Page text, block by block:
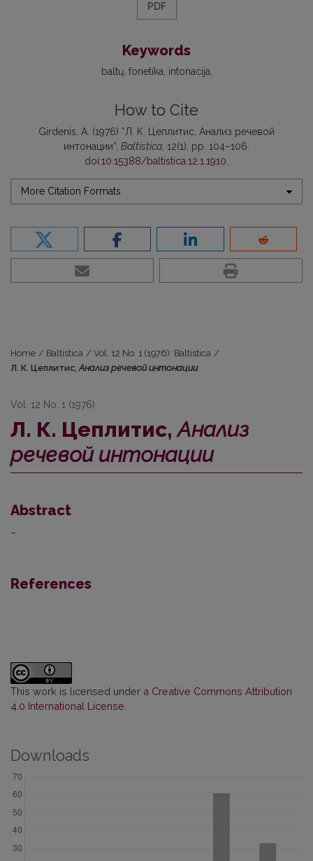
PDF
Keywords
baltų fonetika intonacija
How to Cite
Girdenis, A. (1976) “Л. К. Цеплитис, Анализ речевой
интонации”, Baltistica , 12(1), pp. 104–106.
doi:10.15388/baltistica.12.1.1910
More Citation Formats
Home / Baltistica / Vol. 12 No. 1 (1976): Baltistica /
Л. К. Цеплитис,Анализ речевой интонации
Vol. 12 No. 1 (1976)
Л. К. Цеплитис,Анализ
речевой интонации
Abstract
–
References
This work is licensed under a Creative Commons Attribution
4.0 International License
Downloads